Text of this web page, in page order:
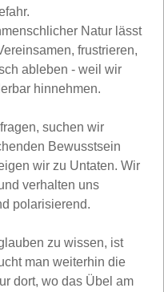
Natur lässt
frustrieren,
ableben - weil wir
hinnehmen.
suchen wir
Bewusstsein
wir zu Untaten. Wir
verhalten uns
polarisierend.
zu wissen, ist
man weiterhin die
dort, wo das Übel am